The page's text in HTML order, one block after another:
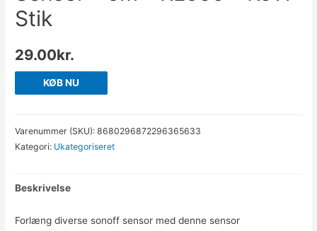
Stik
29.00kr.
KØB NU
Varenummer (SKU):8680296872296365633
Kategori: Ukategoriseret
Beskrivelse
Forlæng diverse sonoff sensor med denne sensor